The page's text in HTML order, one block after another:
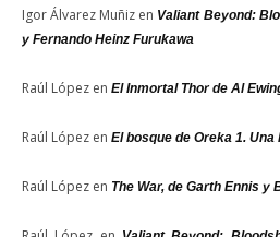
Igor Álvarez Muñiz en Valiant Beyond:
y Fernando Heinz Furukawa
Raúl López en El Inmortal Thor de Al
Raúl López en El bosque de Oreka 1.
Raúl López en The War, de Garth Ennis y